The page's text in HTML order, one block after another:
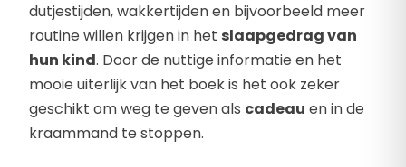
dutjestijden, wakkertijden en bijvoorbeeld meer
routine willen krijgen in het slaapgedrag van
hun kind. Door de nuttige informatie en het
mooie uiterlijk van het boek is het ook zeker
geschikt om weg te geven als cadeau en in de
kraammand te stoppen.